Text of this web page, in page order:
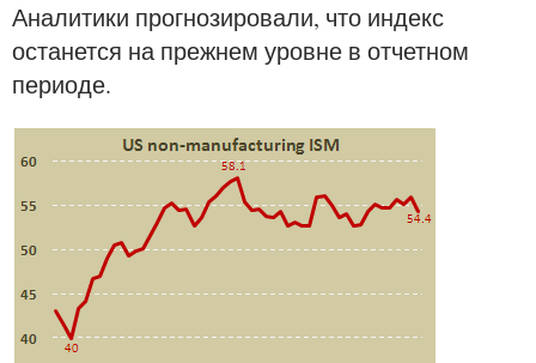
Аналитики прогнозировали, что индекс
останется на прежнем уровне в отчетном
периоде.